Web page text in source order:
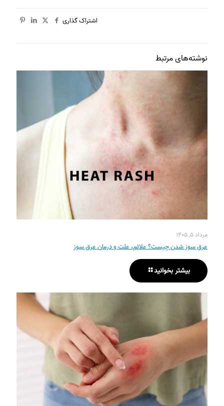
اشتراک گذاری
نوشته‌های مرتبط
مرداد ۵, ۱۴۰۵
عرق سوز شدن چیست؟ علائم، علت و درمان عرق سوز
بیشتر بخوانید